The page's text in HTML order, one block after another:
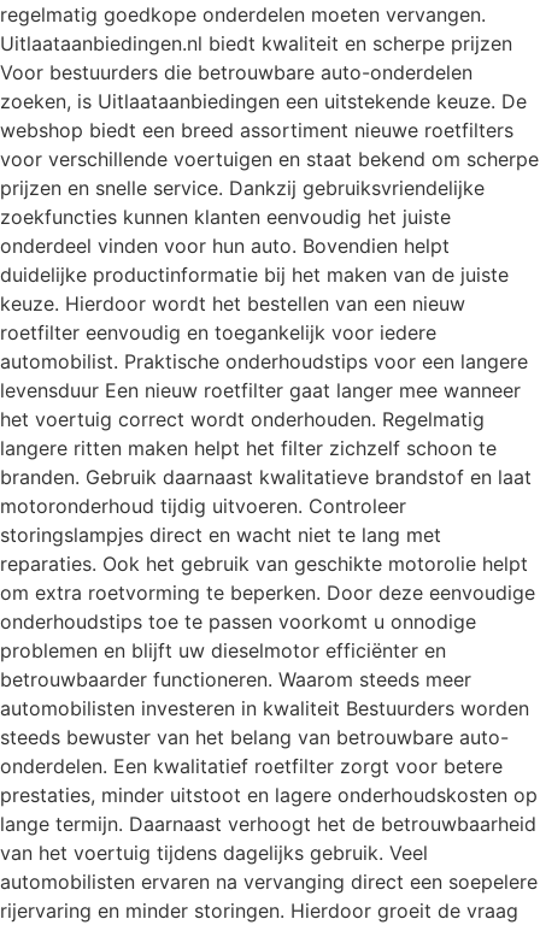
regelmatig goedkope onderdelen moeten vervangen.
Uitlaataanbiedingen.nl biedt kwaliteit en scherpe prijzen
Voor bestuurders die betrouwbare auto-onderdelen
zoeken, is Uitlaataanbiedingen een uitstekende keuze. De
webshop biedt een breed assortiment nieuwe roetfilters
voor verschillende voertuigen en staat bekend om scherpe
prijzen en snelle service. Dankzij gebruiksvriendelijke
zoekfuncties kunnen klanten eenvoudig het juiste
onderdeel vinden voor hun auto. Bovendien helpt
duidelijke productinformatie bij het maken van de juiste
keuze. Hierdoor wordt het bestellen van een nieuw
roetfilter eenvoudig en toegankelijk voor iedere
automobilist. Praktische onderhoudstips voor een langere
levensduur Een nieuw roetfilter gaat langer mee wanneer
het voertuig correct wordt onderhouden. Regelmatig
langere ritten maken helpt het filter zichzelf schoon te
branden. Gebruik daarnaast kwalitatieve brandstof en laat
motoronderhoud tijdig uitvoeren. Controleer
storingslampjes direct en wacht niet te lang met
reparaties. Ook het gebruik van geschikte motorolie helpt
om extra roetvorming te beperken. Door deze eenvoudige
onderhoudstips toe te passen voorkomt u onnodige
problemen en blijft uw dieselmotor efficiënter en
betrouwbaarder functioneren. Waarom steeds meer
automobilisten investeren in kwaliteit Bestuurders worden
steeds bewuster van het belang van betrouwbare auto-
onderdelen. Een kwalitatief roetfilter zorgt voor betere
prestaties, minder uitstoot en lagere onderhoudskosten op
lange termijn. Daarnaast verhoogt het de betrouwbaarheid
van het voertuig tijdens dagelijks gebruik. Veel
automobilisten ervaren na vervanging direct een soepelere
rijervaring en minder storingen. Hierdoor groeit de vraag